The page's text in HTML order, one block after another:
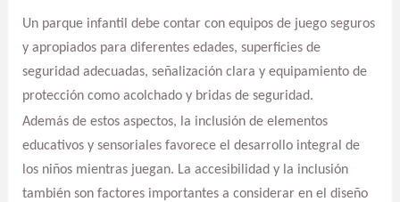
Un parque infantil debe contar con equipos de juego seguros
y apropiados para diferentes edades, superficies de
seguridad adecuadas, señalización clara y equipamiento de
protección como acolchado y bridas de seguridad.
Además de estos aspectos, la inclusión de elementos
educativos y sensoriales favorece el desarrollo integral de
los niños mientras juegan. La accesibilidad y la inclusión
también son factores importantes a considerar en el diseño